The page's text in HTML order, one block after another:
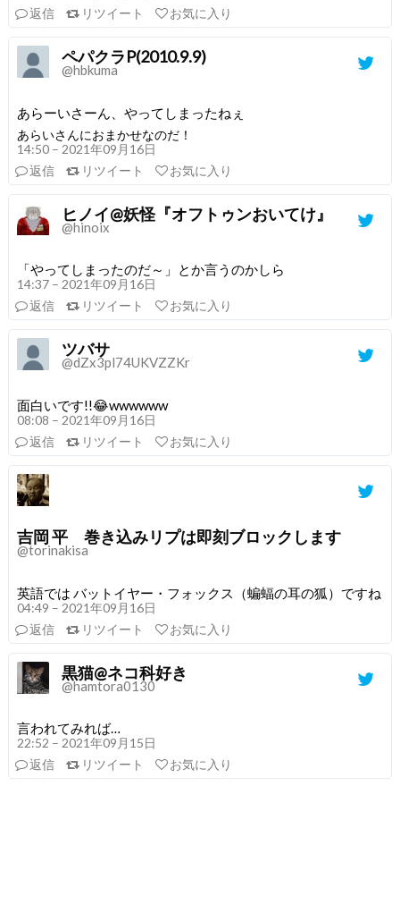
返信
リツイート お気に入り
ペパクラP(2010.9.9)
@hbkuma
あらーいさーん、やってしまったねぇ
あらいさんにおまかせなのだ！
14:50 – 2021年09月16日
返信
リツイート お気に入り
ヒノイ@妖怪『オフトゥンおいてけ』
@hinoix
「やってしまったのだ～」とか言うのかしら
14:37 – 2021年09月16日
返信
リツイート お気に入り
ツバサ
@dZx3pl74UKVZZKr
面白いです!!😂wwwwww
08:08 – 2021年09月16日
返信
リツイート お気に入り
吉岡 平 巻き込みリプは即刻ブロックします
@torinakisa
英語では バットイヤー・フォックス（蝙蝠の耳の狐）ですね
04:49 – 2021年09月16日
返信
リツイート お気に入り
黒猫@ネコ科好き
@hamtora0130
言われてみれば…
22:52 – 2021年09月15日
返信
リツイート お気に入り